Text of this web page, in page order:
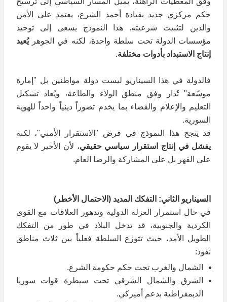
حكم مركزي جديد بقيادة أحمد الشرع، يعتمد على الأمن
والدين لتثبيت شرعيته. هذا النموذج يسعى إلى توحيد
مؤسسات الدولة تحت سلطة واحدة، لكنه في الجوهريُعيد
إنتاج الاستبداد بأدوات مختلفة.
فالدولة في هذا السيناريو ليست دولة مواطنين بل "إمارة
موسّعة" تُدار وفق منطق الولاء والطاعة، ويُعاد تشكيل
التعليم والإعلام والقضاء بما يخدم تصوراً دينياً واحداً للهوية
السورية.
قد ينجح هذا النموذج في فرض "الاستقرار الأمني"، لكنه
يفشل في إنتاج استقرار سياسي حقيقي، لأن الأخير لا يقوم
على القهر بل على المشاركة والرضا العام.
السيناريو الثاني: التفكك المديد (الاحتمال الأخطر)
في حال استمرار العزلة الدولية وتدهور العلاقات مع القوى
الكردية والجنوبية، قد تدخل البلاد في طور من التفكك
الطويل الأمد، حيث تتوزع السلطة فعلياً بين ثلاث مناطق
نفوذ:
الشمال والغرب تحت حكم حكومة الشرع.
الشرق والشمال الشرقي تحت سيطرة قوات سوريا
الديمقراطية بدعم أميركي.